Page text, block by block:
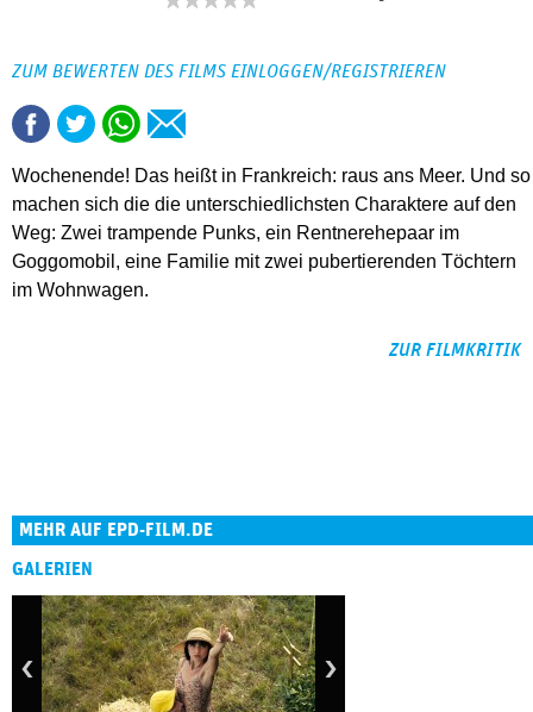
ZUM BEWERTEN DES FILMS EINLOGGEN/REGISTRIEREN
Wochenende! Das heißt in Frankreich: raus ans Meer. Und so
machen sich die die unterschiedlichsten Charaktere auf den
Weg: Zwei trampende Punks, ein Rentnerehepaar im
Goggomobil, eine Familie mit zwei pubertierenden Töchtern
im Wohnwagen.
ZUR FILMKRITIK
MEHR AUF EPD-FILM.DE
GALERIEN